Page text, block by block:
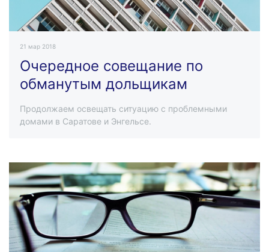
21 мар 2018
Очередное совещание по
обманутым дольщикам
Продолжаем освещать ситуацию с проблемными
домами в Саратове и Энгельсе.